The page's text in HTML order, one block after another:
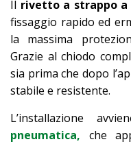
Il rivetto a strappo
fissaggio rapido ed
la massima
Grazie al chiodo
sia prima che dopo
stabile e resistente.
L’installazione
pneumatica, che